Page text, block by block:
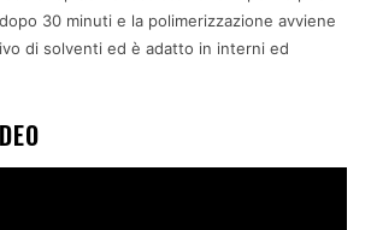
30 minuti e la polimerizzazione avviene
di solventi ed è adatto in interni ed